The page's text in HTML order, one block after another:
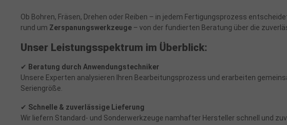
Ob Bohren, Fräsen, Drehen oder Reiben – in jedem Fertigungsprozess
rund um Zerspanungswerkzeuge – von der fundierten Beratung über die
Unser Leistungsspektrum im Überblick:
✔ Beratung durch Anwendungstechniker
Unsere Experten analysieren Ihren Bearbeitungsprozess und erarbeiten
Seriengröße.
✔ Schnelle & zuverlässige Lieferung
Wir liefern Standard- und Sonderwerkzeuge namhafter Hersteller schnell und